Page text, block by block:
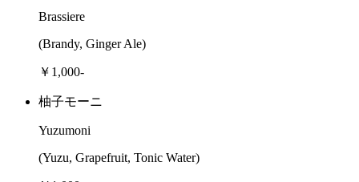
Brassiere
(Brandy, Ginger Ale)
￥1,000-
柚子モーニ
Yuzumoni
(Yuzu, Grapefruit, Tonic Water)